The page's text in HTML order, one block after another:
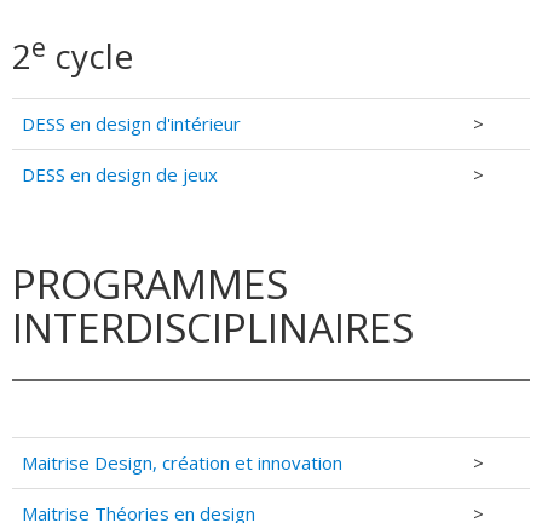
2e cycle
DESS en design d'intérieur >
DESS en design de jeux >
PROGRAMMES
INTERDISCIPLINAIRES
Maitrise Design, création et innovation >
Maitrise Théories en design >